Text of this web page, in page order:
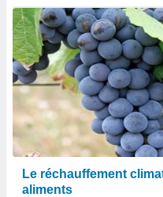
Le réchauffement
aliments